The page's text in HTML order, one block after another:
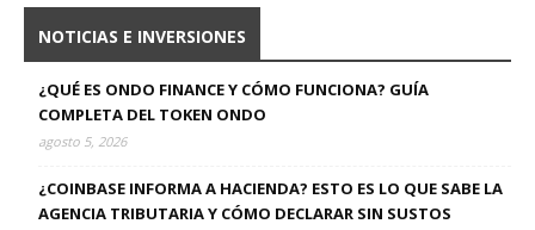
NOTICIAS E INVERSIONES
¿QUÉ ES ONDO FINANCE Y CÓMO FUNCIONA? GUÍA
COMPLETA DEL TOKEN ONDO
agosto 5, 2026
¿COINBASE INFORMA A HACIENDA? ESTO ES LO QUE SABE LA
AGENCIA TRIBUTARIA Y CÓMO DECLARAR SIN SUSTOS